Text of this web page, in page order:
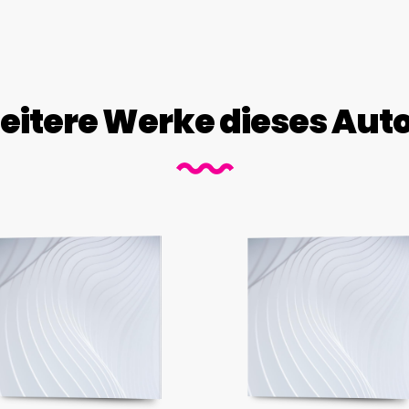
Werke dieses